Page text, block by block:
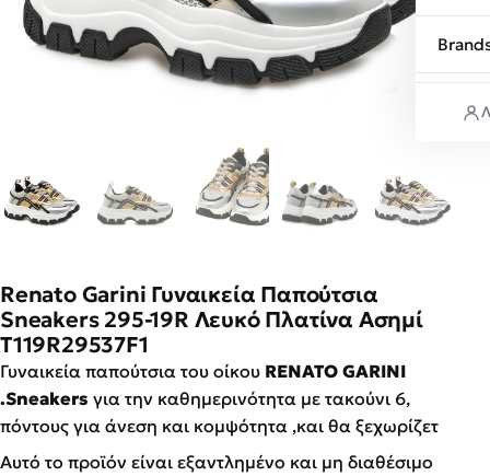
Renato Garini Γυναικεία Παπούτσια
Sneakers 295-19R Λευκό Πλατίνα Ασημί
T119R29537F1
Γυναικεία παπούτσια του οίκου RENATO GARINI
.Sneakers για την καθημερινότητα με τακούνι 6,
πόντους για άνεση και κομψότητα ,και θα ξεχωρίζετ
Αυτό το προϊόν είναι εξαντλημένο και μη διαθέσιμο